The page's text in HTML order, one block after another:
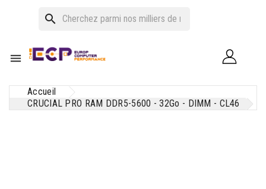
search

Accueil
CRUCIAL PRO RAM DDR5-5600 - 32Go - DIMM - CL46